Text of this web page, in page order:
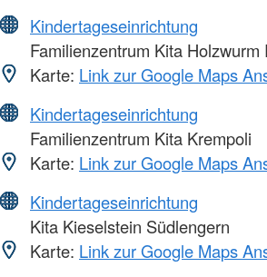
Kindertageseinrichtung
Familienzentrum Kita Holzwurm
Karte: Link zur Google Maps
Kindertageseinrichtung
Familienzentrum Kita Krempoli
Karte: Link zur Google Maps
Kindertageseinrichtung
Kita Kieselstein Südlengern
Karte: Link zur Google Maps